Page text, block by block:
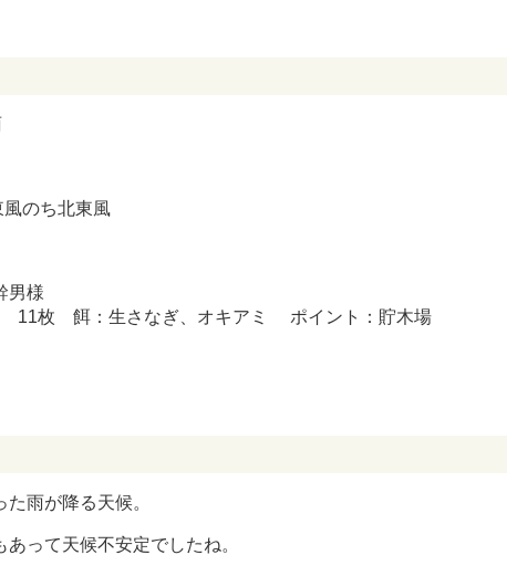
のち北東風
男様
11枚 餌：生さなぎ、オキアミ ポイント：貯木場
雨が降る天候。
あって天候不安定でしたね。